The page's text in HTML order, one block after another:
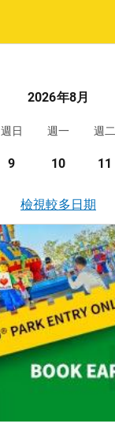
2026年8月
週日 週一 週二
9 10 11
檢視較多日期